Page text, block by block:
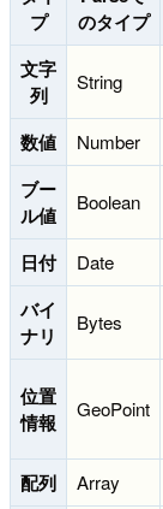
プ
のタイプ
文字
列
String
数値 Number
ブー
ル値
Boolean
日付 Date
バイ
ナリ
Bytes
位置
情報
GeoPoint
配列 Array